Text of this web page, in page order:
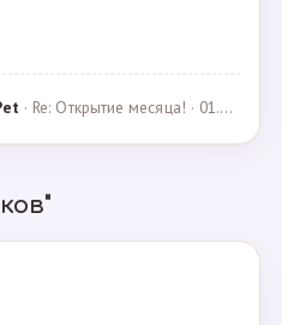
· Re: Открытие месяца! · 01.04.2021